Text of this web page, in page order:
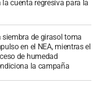
cuenta regresiva para la
siembra de girasol toma
en el NEA, mientras el
de humedad
la campaña